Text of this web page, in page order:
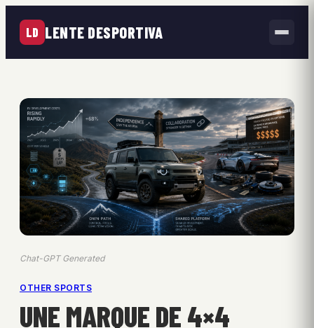
LD LENTE DESPORTIVA
Chat-GPT Generated
OTHER SPORTS
UNE MARQUE DE 4×4